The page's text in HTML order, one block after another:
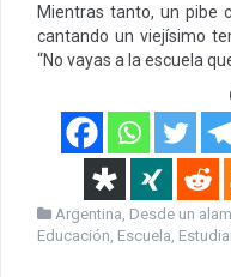
Mientras tanto, un pibe
cantando un viejísimo
“No vayas a la escuela
Argentina Desde un
Educación Escuela